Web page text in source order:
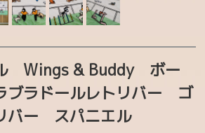
ジェクト
ユキヒョウ
ー
Wings & Buddy ボー
ラドールレトリバー ゴ
バー スパニエル